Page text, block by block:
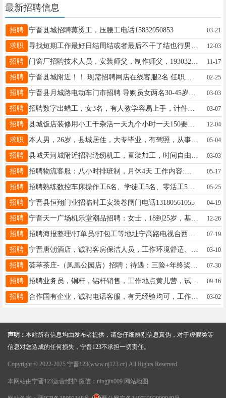
最新招聘信息
招聘 宁晋县城招聘蒸烫工，压腰工电话15832950853 03-21
求职 12-03
招聘 11-17
招聘 02-25
招聘 03-03
招聘 招聘数字出蜡工，女3名，有人教学容易上手，计件工资多劳多得，时间自由。工作地址：县城一小和妇幼院附近，电话：18632977736 03-07
招聘 县城饭店装修用小工干杂活一天九个小时一天150要求男20-50岁干活踏实的➕微信17060792891（勿打电话）明天就用人工资三天一结 12-04
求职 本人男，26岁，县城居住，大专毕业，有驾照，从事过两年快递工作，想找一份白天的工作 ，最好是能学点东西的，服务员销售勿扰，有意的老板请联系17772615599 05-04
招聘 03-03
招聘 05-17
招聘 招聘熟练数控车床操作工6名、学徒工5名、零活工5名，工资面议，工厂地址：宁晋县宁北街道荆里庄村东口，统壹传动机械，薛厂长13832312361 05-25
招聘 宁晋县恒翔门业招临时工安装卷闸门电话13180561055 04-19
招聘 宁晋天一广场机乐堂潮品招聘：女士，18到25岁，基本工资+提成，半天班，月薪3000以上，欢迎加入我们电话18713901886只招长期 12-26
招聘 07-19
招聘 03-10
招聘 07-30
招聘 招聘业务员，铜杆，铝杆销售，工作地点黄儿营，试用期三个月，转正后缴纳社保，薪资底薪加提成，联系电话19831798367（同微信） 09-16
招聘 合作国有企业，诚聘电话客服，有无经验均可，工作轻松，不影响接孩子，有专业培训，电话客服10名。底薪3000+绩效，只接打电话，工作轻松，工作时间：早8:30 到12点，下午1:30点-5:30点，准点下班，月公休四天，要求25-40周岁，女士优先考虑，工作简单，有无经验均可，长白班。地址：老车站附近，联系电话：15731177212，名额有限，有意向请联系，25岁以下免打扰。 03-02
声明： 本站所有信息均由发布者提供，请您仔细辨别信息真伪，对于虚假类等
信息对您造成的任何损失，宁晋123不承担一切责任。
Copyright © 2022-2025 宁晋123(www.nj123.cc) All Rights Reserved.
本网站由宁晋123运营维护 微信：ningjin009 网站地图